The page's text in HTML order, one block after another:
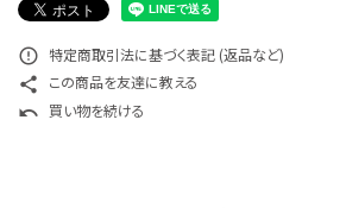
error_outline 特定商取引法に基づく表記 (返品など)
share この商品を友達に教える
undo 買い物を続ける